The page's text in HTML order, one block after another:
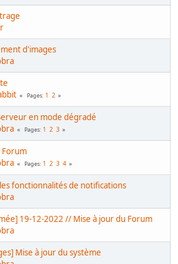
d'images
Pages 1 2
en mode dégradé
Pages 1 2 3
Forum
Pages 1 2 3 4
fonctionnalités de notifications
19-12-2022 // Mise à jour du Forum
Mise à jour du système